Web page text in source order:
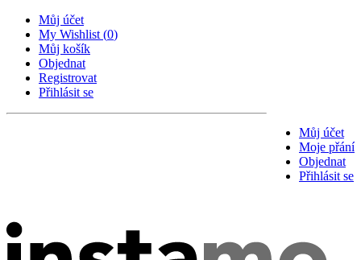
Můj účet
My Wishlist (0)
Můj košík
Objednat
Registrovat
Přihlásit se
Můj účet
Moje přání
Objednat
Přihlásit se